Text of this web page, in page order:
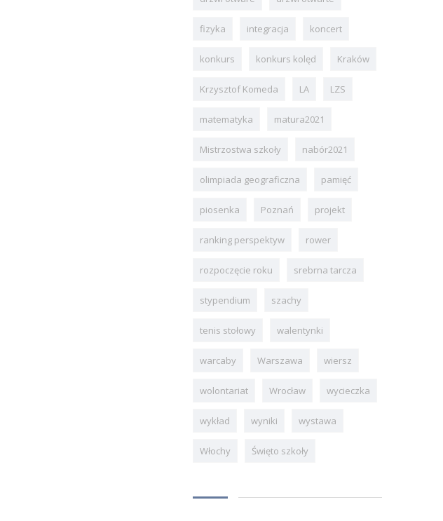
fizyka integracja koncert
konkurs konkurs kolęd Kraków
Krzysztof Komeda LA LZS
matematyka matura2021
Mistrzostwa szkoły nabór2021
olimpiada geograficzna pamięć
piosenka Poznań projekt
ranking perspektyw rower
rozpoczęcie roku srebrna tarcza
stypendium szachy
tenis stołowy walentynki
warcaby Warszawa wiersz
wolontariat Wrocław wycieczka
wykład wyniki wystawa
Włochy Święto szkoły